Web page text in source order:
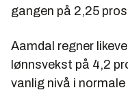
gangen på 2,25
Aamdal regner
lønnsvekst på 4,2
vanlig nivå i